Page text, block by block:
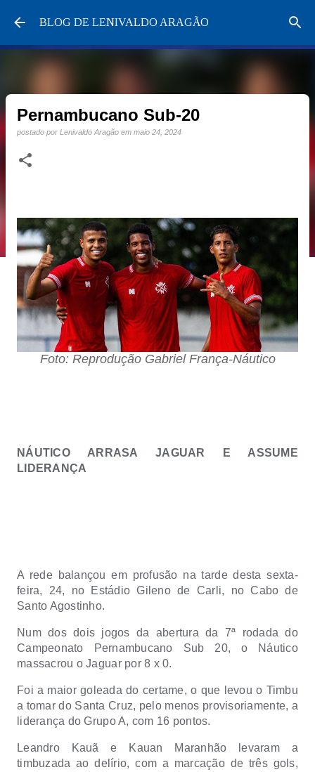
Pular para o conteúdo principal
BLOG DE LENIVALDO ARAGÃO
Pernambucano Sub-20
postado por Lenivaldo Aragão em maio 24, 2024
Foto: Reprodução Gabriel França-Náutico
NÁUTICO ARRASA JAGUAR E ASSUME
LIDERANÇA
A rede balançou em profusão na tarde desta sexta-
feira, 24, no Estádio Gileno de Carli, no Cabo de
Santo Agostinho.
Num dos dois jogos da abertura da 7ª rodada do
Campeonato Pernambucano Sub 20, o Náutico
massacrou o Jaguar por 8 x 0.
Foi a maior goleada do certame, o que levou o Timbu
a tomar do Santa Cruz, pelo menos provisoriamente, a
liderança do Grupo A, com 16 pontos.
Leandro Kauã e Kauan Maranhão levaram a
timbuzada ao delírio, com a marcação de três gols,